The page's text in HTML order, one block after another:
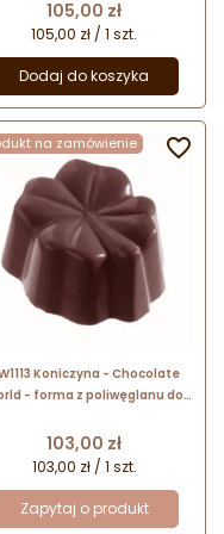
20 mm / poj. 12 g x 21 pralin
Cena
105,00 zł
105,00 zł / 1 szt.
Dodaj do koszyka
na zamówienie
Koniczyna - Chocolate
- forma z poliwęglanu do
mm / poj. 13 g x 24 praliny
Cena
103,00 zł
103,00 zł / 1 szt.
Zapytaj o produkt
